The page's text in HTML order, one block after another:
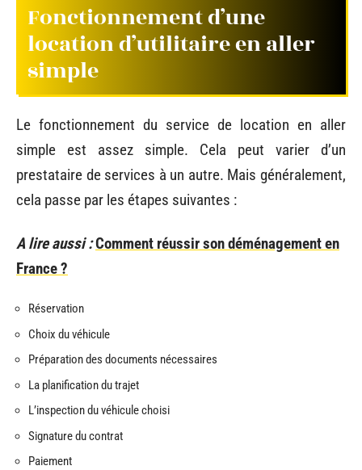
Fonctionnement d’une
location d’utilitaire en aller
simple
Le fonctionnement du service de location en aller
simple est assez simple. Cela peut varier d’un
prestataire de services à un autre. Mais généralement,
cela passe par les étapes suivantes :
A lire aussi :Comment réussir son déménagement en
France ?
Réservation
Choix du véhicule
Préparation des documents nécessaires
La planification du trajet
L’inspection du véhicule choisi
Signature du contrat
Paiement